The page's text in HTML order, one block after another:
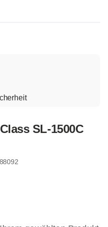
SL-1500C